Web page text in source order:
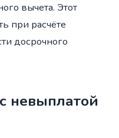
вычета. Этот
при расчёте
досрочного
невыплатой